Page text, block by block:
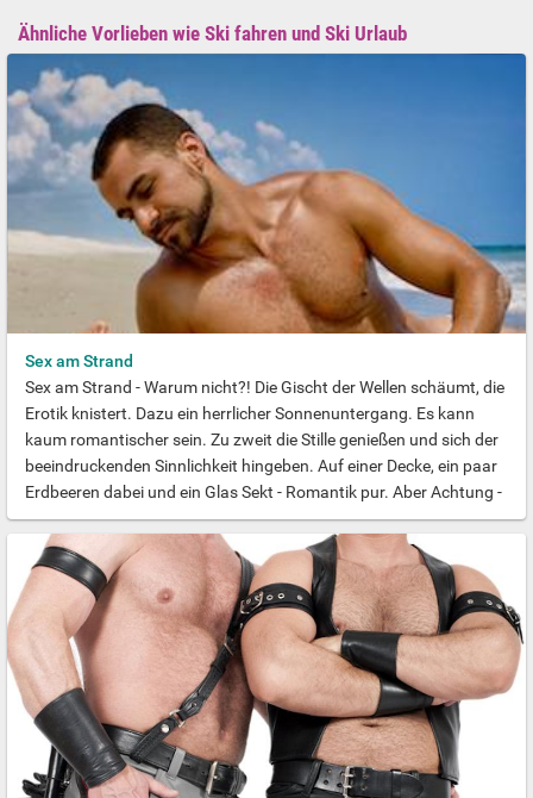
Ähnliche Vorlieben wie Ski fahren und Ski Urlaub
Sex am Strand
Sex am Strand - Warum nicht?! Die Gischt der Wellen schäumt, die
Erotik knistert. Dazu ein herrlicher Sonnenuntergang. Es kann
kaum romantischer sein. Zu zweit die Stille genießen und sich der
beeindruckenden Sinnlichkeit hingeben. Auf einer Decke, ein paar
Erdbeeren dabei und ein Glas Sekt - Romantik pur. Aber Achtung -
Sex am Strand birgt auch Gefahren. So kann es schnell
unangenehm werden, Wenn ihr stürmisch rummacht und dabei
von der Decke rollt. Ein Sandkorn im Getriebe macht da nciht viel
aus, aber wenn Sand im Genitalbereich ist, ist Vorsicht geboten.
Schnell kann es unangenehm werden. Nicht nur wegen der
entstehenden Reibung - auch Krankheiten, gar Entzündungen,
sind schnell eingefangen und verdervben euch das Vergnügen. Zu
Kucken gibt es am Strand aber immer etwas. Und wenn es nur die
geile Beule von dem Typen neben an ist, die dir nicht aus den
Augen weicht. Zwischen den Dünen kann man dann auch schon
mal seinem Trieb nachgehen udn sich mit dem süßen Schnuckel